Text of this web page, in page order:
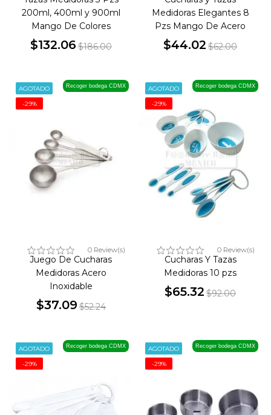
200ml, 400ml y 900ml
Mango De Colores
$132.06$186.00
Medidoras Elegantes 8
Pzs Mango De Acero
$44.02 $62.00
Recoger bodega CDMX
0 Review(s)
Juego De Cucharas
Medidoras Acero
Inoxidable
$37.09$52.24
AGOTADO
-29%
Recoger bodega CDMX
0 Review(s)
Cucharas Y Tazas
Medidoras 10 pzs
$65.32 $92.00
AGOTADO
-29%
Recoger bodega CDMX
AGOTADO
-29%
Recoger bodega CDMX
AGOTADO
-29%